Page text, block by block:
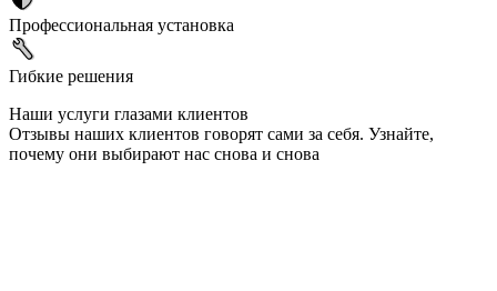
Профессиональная установка
Гибкие решения
Наши услуги глазами клиентов
Отзывы наших клиентов говорят сами за себя. Узнайте,
почему они выбирают нас снова и снова